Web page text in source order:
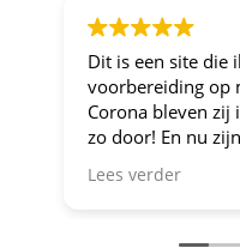
is een site die ik altijd
op mijn
bleven zij in de
door! En nu zijn we een
en nog steeds is dit de
op trein-voordeel!
verder